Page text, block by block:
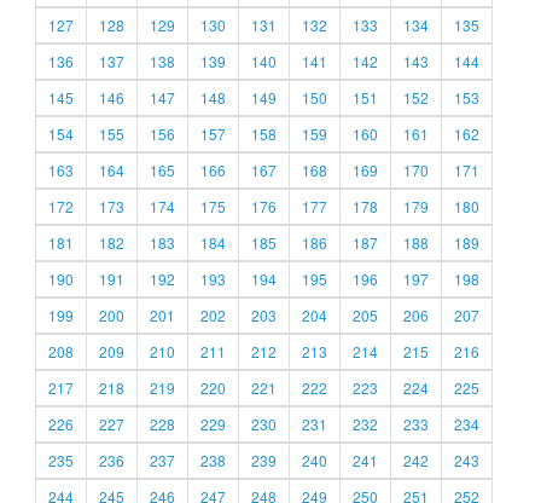
127
128 129 130 131 132 133 134
135
136
137 138 139 140 141 142 143
144
145
146 147 148 149 150 151 152
153
154
155 156 157 158 159 160 161
162
163
164 165 166 167 168 169 170
171
172
173 174 175 176 177 178 179
180
181
182 183 184 185 186 187 188
189
190
191 192 193 194 195 196 197
198
199
200 201 202 203 204 205 206
207
208
209 210 211 212 213 214 215
216
217
218 219 220 221 222 223 224
225
226
227 228 229 230 231 232 233
234
235
236 237 238 239 240 241 242
243
244
245 246 247 248 249 250 251 252